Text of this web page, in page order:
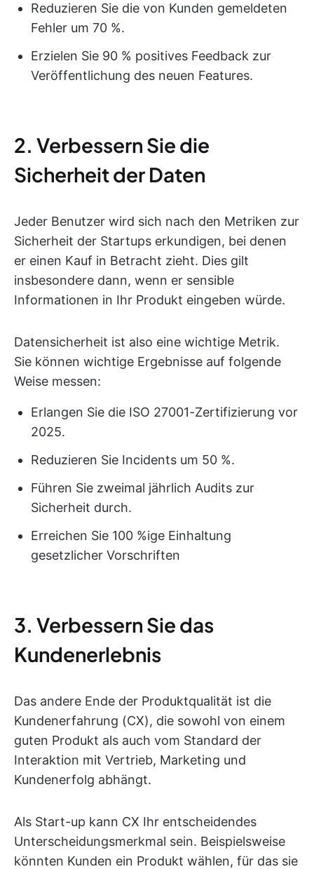
Reduzieren Sie die von Kunden gemeldeten
Fehler um 70 %.
Erzielen Sie 90 % positives Feedback zur
Veröffentlichung des neuen Features.
2. Verbessern Sie die
Sicherheit der Daten
Jeder Benutzer wird sich nach den Metriken zur
Sicherheit der Startups erkundigen, bei denen
er einen Kauf in Betracht zieht. Dies gilt
insbesondere dann, wenn er sensible
Informationen in Ihr Produkt eingeben würde.
Datensicherheit ist also eine wichtige Metrik.
Sie können wichtige Ergebnisse auf folgende
Weise messen:
Erlangen Sie die ISO 27001-Zertifizierung vor
2025.
Reduzieren Sie Incidents um 50 %.
Führen Sie zweimal jährlich Audits zur
Sicherheit durch.
Erreichen Sie 100 %ige Einhaltung
gesetzlicher Vorschriften
3. Verbessern Sie das
Kundenerlebnis
Das andere Ende der Produktqualität ist die
Kundenerfahrung (CX), die sowohl von einem
guten Produkt als auch vom Standard der
Interaktion mit Vertrieb, Marketing und
Kundenerfolg abhängt.
Als Start-up kann CX Ihr entscheidendes
Unterscheidungsmerkmal sein. Beispielsweise
könnten Kunden ein Produkt wählen, für das sie